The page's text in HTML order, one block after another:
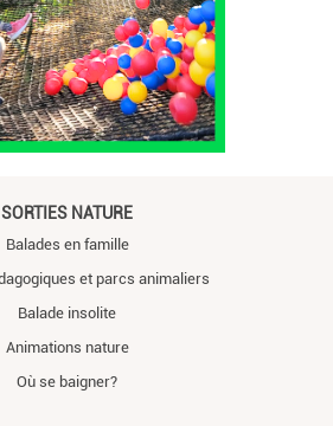
SORTIES NATURE
Balades en famille
et parcs animaliers
Balade insolite
Animations nature
Où se baigner?